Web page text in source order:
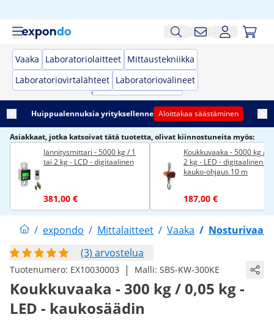
Vaaka Laboratoriolaitteet Mittaustekniikka
Laboratoriovirtalähteet Laboratoriovälineet
Huippualennuksia yrityksellenne Aloittakaa säästäminen
Asiakkaat, jotka katsoivat tätä tuotetta, olivat kiinnostuneita myös:
Jännitysmittari - 5000 kg / 1
tai 2 kg - LCD - digitaalinen
381,00 €
Koukkuvaaka - 5000 kg / 1
2 kg - LED - digitaalinen -
kauko-ohjaus 10 m
187,00 €
/ expondo / Mittalaitteet / Vaaka /
(3) arvostelua
Tuotenumero: EX10030003 | Malli: SBS-KW-300KE
Koukkuvaaka - 300 kg / 0,05 kg -
LED - kaukosäädin